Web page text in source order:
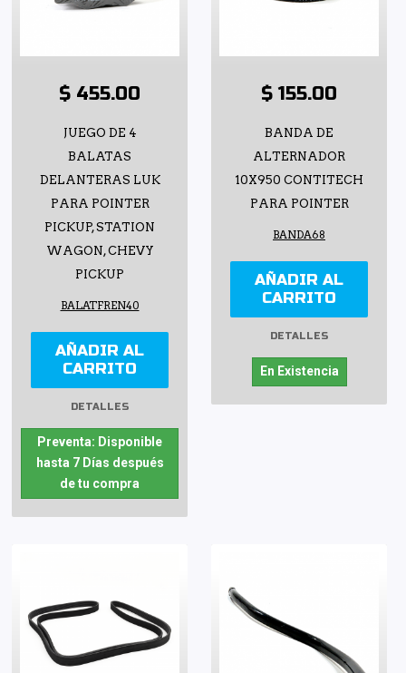
$ 455.00
JUEGO DE 4
BALATAS
DELANTERAS LUK
PARA POINTER
PICKUP, STATION
WAGON, CHEVY
PICKUP
BALATFREN40
AÑADIR AL
CARRITO
DETALLES
Preventa: Disponible
hasta 7 Días después
de tu compra
$ 155.00
BANDA DE
ALTERNADOR
10X950 CONTITECH
PARA POINTER
BANDA68
AÑADIR AL
CARRITO
DETALLES
En Existencia